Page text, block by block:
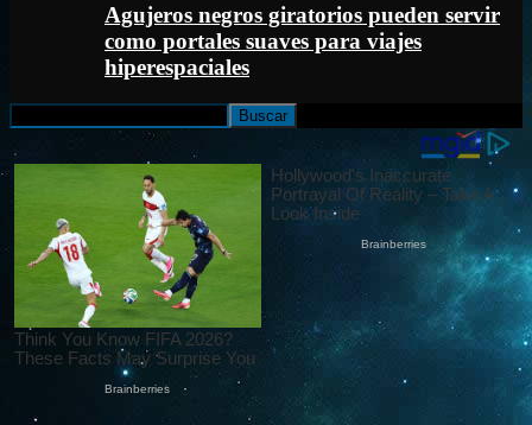
Agujeros negros giratorios pueden servir
como portales suaves para viajes
hiperespaciales